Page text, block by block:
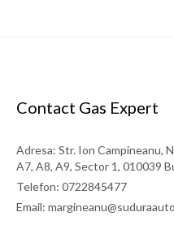
Contact Gas Expert
Adresa: Str. Ion Campineanu,
A7, A8, A9, Sector 1, 010039
Telefon: 0722845477
Email: